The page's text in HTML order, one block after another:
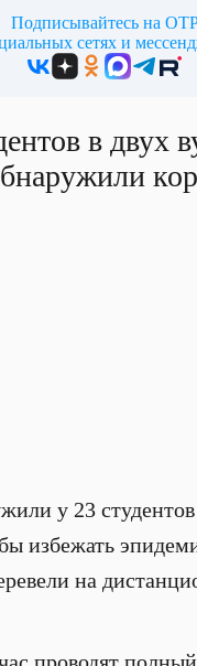
Подписывайтесь на
сетях и
в двух
у 23 студентов
избежать
на